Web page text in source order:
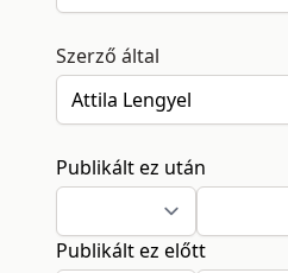
Szerző által
Publikált ez után
Publikált ez előtt